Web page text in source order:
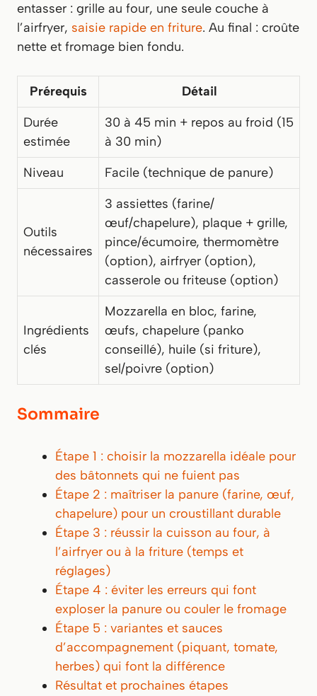
entasser : grille au four, une seule couche à
l’airfryer, saisie rapide en friture. Au final : croûte
nette et fromage bien fondu.
Prérequis
Détail
Durée
estimée
30 à 45 min + repos au froid (15
à 30 min)
Niveau
Facile (technique de panure)
Outils
nécessaires
3 assiettes (farine/
œuf/chapelure), plaque + grille,
pince/écumoire, thermomètre
(option), airfryer (option),
casserole ou friteuse (option)
Ingrédients
clés
Mozzarella en bloc, farine,
œufs, chapelure (panko
conseillé), huile (si friture),
sel/poivre (option)
Sommaire
Étape 1 : choisir la mozzarella idéale pour
des bâtonnets qui ne fuient pas
Étape 2 : maîtriser la panure (farine, œuf,
chapelure) pour un croustillant durable
Étape 3 : réussir la cuisson au four, à
l’airfryer ou à la friture (temps et
réglages)
Étape 4 : éviter les erreurs qui font
exploser la panure ou couler le fromage
Étape 5 : variantes et sauces
d’accompagnement (piquant, tomate,
herbes) qui font la différence
Résultat et prochaines étapes